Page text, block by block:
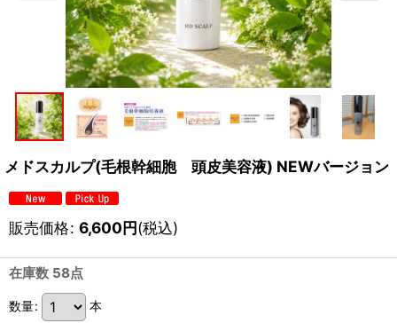
メドスカルプ(毛根幹細胞 頭皮美容液) NEWバージョン
販売価格: 6,600円(税込)
在庫数 58点
数量: 本